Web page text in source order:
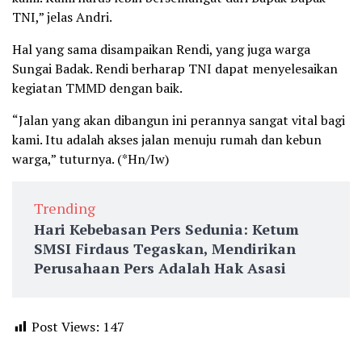
TNI,” jelas Andri.
Hal yang sama disampaikan Rendi, yang juga warga
Sungai Badak. Rendi berharap TNI dapat menyelesaikan
kegiatan TMMD dengan baik.
“Jalan yang akan dibangun ini perannya sangat vital bagi
kami. Itu adalah akses jalan menuju rumah dan kebun
warga,” tuturnya. (*Hn/Iw)
Trending
Hari Kebebasan Pers Sedunia: Ketum
SMSI Firdaus Tegaskan, Mendirikan
Perusahaan Pers Adalah Hak Asasi
Post Views: 147